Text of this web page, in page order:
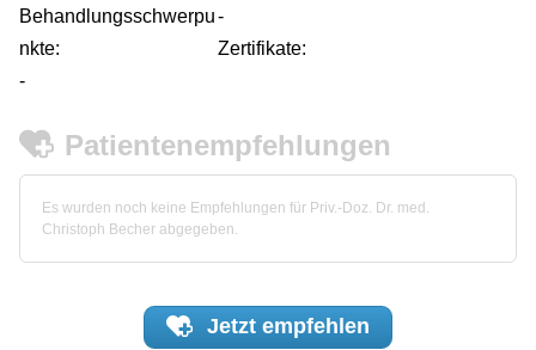
Behandlungsschwerpu
nkte:
-
Zertifikate:
-
Patientenempfehlungen
Es wurden noch keine Empfehlungen für Priv.-Doz. Dr. med.
Christoph Becher abgegeben.
Jetzt empfehlen